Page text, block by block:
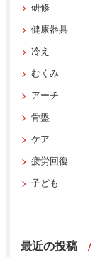
研修
健康器具
冷え
むくみ
アーチ
骨盤
ケア
疲労回復
子ども
最近の投稿